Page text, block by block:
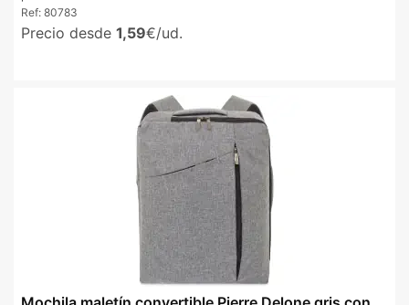
Ref: 80783
Precio desde 1,59€/ud.